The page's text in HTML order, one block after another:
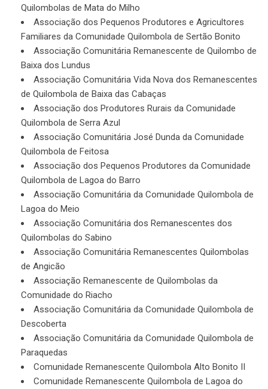
Quilombolas de Mata do Milho
Associação dos Pequenos Produtores e Agricultores
Familiares da Comunidade Quilombola de Sertão Bonito
Associação Comunitária Remanescente de Quilombo de
Baixa dos Lundus
Associação Comunitária Vida Nova dos Remanescentes
de Quilombola de Baixa das Cabaças
Associação dos Produtores Rurais da Comunidade
Quilombola de Serra Azul
Associação Comunitária José Dunda da Comunidade
Quilombola de Feitosa
Associação dos Pequenos Produtores da Comunidade
Quilombola de Lagoa do Barro
Associação Comunitária da Comunidade Quilombola de
Lagoa do Meio
Associação Comunitária dos Remanescentes dos
Quilombolas do Sabino
Associação Comunitária Remanescentes Quilombolas
de Angicão
Associação Remanescente de Quilombolas da
Comunidade do Riacho
Associação Comunitária da Comunidade Quilombola de
Descoberta
Associação Comunitária da Comunidade Quilombola de
Paraquedas
Comunidade Remanescente Quilombola Alto Bonito II
Comunidade Remanescente Quilombola de Lagoa do